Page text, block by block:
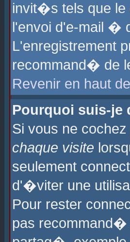
invit�s tels que le
l'envoi d'e-mail �
L'enregistrement
recommand� de
Revenir en haut
Pourquoi suis-
Si vous ne
chaque visite
seulement
d'�viter une
Pour rester
pas recommand�